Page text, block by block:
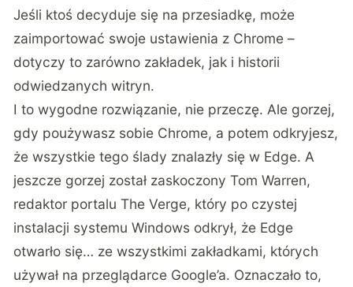
Jeśli ktoś decyduje się na przesiadkę, może
zaimportować swoje ustawienia z Chrome –
dotyczy to zarówno zakładek, jak i historii
odwiedzanych witryn.
I to wygodne rozwiązanie, nie przeczę. Ale gorzej,
gdy poużywasz sobie Chrome, a potem odkryjesz,
że wszystkie tego ślady znalazły się w Edge. A
jeszcze gorzej został zaskoczony Tom Warren,
redaktor portaluThe Verge, który po czystej
instalacji systemu Windows odkrył, że Edge
otwarło się… ze wszystkimi zakładkami, których
używał na przeglądarce Google’a. Oznaczało to,